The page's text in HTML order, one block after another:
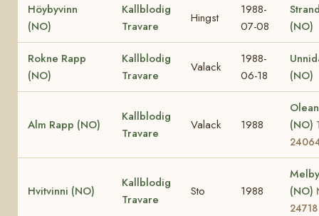
Höybyvinn
(NO)
Kallblodig
Travare
Hingst
1988-
07-08
(NO)
Rokne Rapp
(NO)
Kallblodig
Travare
Valack
1988-
06-18
(NO)
Alm Rapp (NO)
Kallblodig
Travare
Valack 1988
(NO)
Hvitvinni (NO)
Kallblodig
Travare
Sto 1988
(NO)
24718